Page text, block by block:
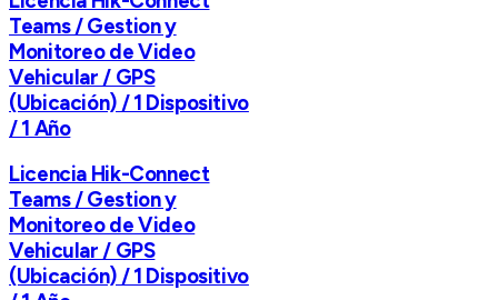
Teams / Gestion y
Monitoreo de Video
Vehicular / GPS
(Ubicación) / 1 Dispositivo
/ 1 Año
Licencia Hik-Connect
Teams / Gestion y
Monitoreo de Video
Vehicular / GPS
(Ubicación) / 1 Dispositivo